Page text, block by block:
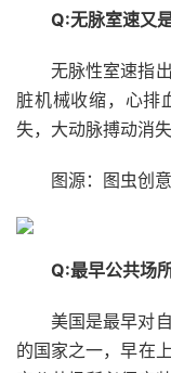
Q:无脉室速又
无脉性室速指
脏机械收缩，心排
失，大动脉搏动消
图源：图虫创意
Q:最早公共场
美国是最早对
的国家之一，早在